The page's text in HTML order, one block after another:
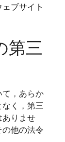
ブサイト
第三
て，あらか
く，第三
ありませ
他の法令